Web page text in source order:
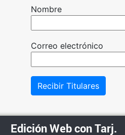
Nombre
Correo electrónico
Recibir Titulares
Edición Web con Tarj.